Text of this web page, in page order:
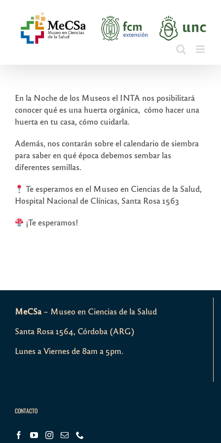
contenido
En la Noche de los Museos el INTA nos posibilitará
conocer qué es una huerta orgánica, cómo hacer una
huerta en tu casa, cómo cuidarla.
Además, nos contarán sobre el calendario de siembra
para saber en qué época debemos sembar las
diferentes semillas.
Te esperamos en el Museo en Ciencias de la Salud,
Hospital Nacional de Clínicas, Santa Rosa 1563
¡Te esperamos!
MeCSa– Museo en Ciencias de la Salud
Santa Rosa 1564, Córdoba (ARG)
Lunes a Viernes de 8am a 5pm.
CONTACTO